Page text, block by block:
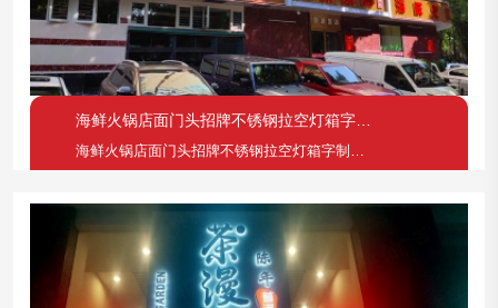
海鲜火锅店面门头招牌不锈钢拉空灯箱字制作案例
海鲜火锅店面门头招牌不锈钢拉空灯箱字制作案例